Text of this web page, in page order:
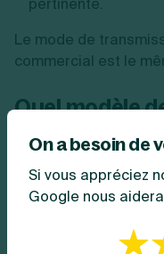
pertinente.
Le mode de
commercial est le
Quel modèle
utiliser ?
Plusieurs
de quittance de
celui proposé
On a besoin de
Si vous appréciez
Google nous